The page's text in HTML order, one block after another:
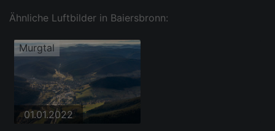
Ähnliche Luftbilder in Baiersbronn:
Murgtal
01.01.2022